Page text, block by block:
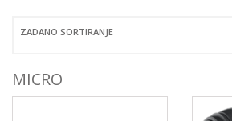
ZADANO SORTIRANJE
MICRO